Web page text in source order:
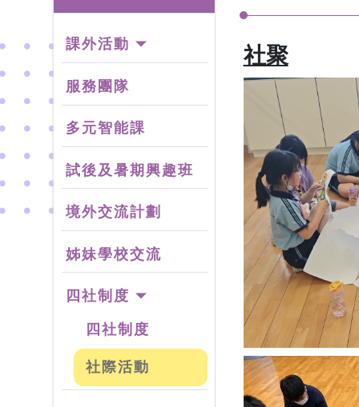
課外活動
服務團隊
多元智能課
試後及暑期興趣班
境外交流計劃
姊妹學校交流
四社制度
四社制度
社際活動
社聚